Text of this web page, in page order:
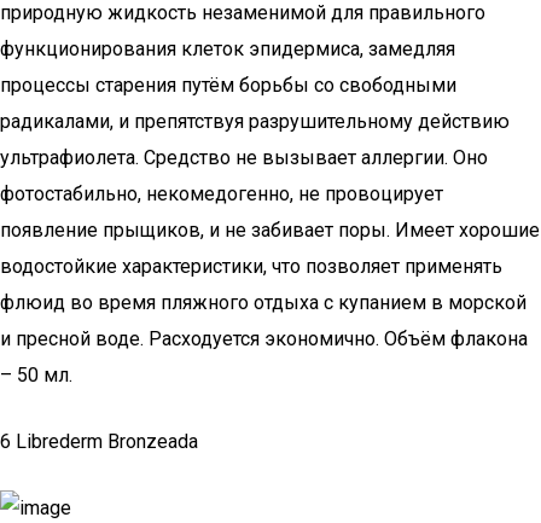
природную жидкость незаменимой для правильного
функционирования клеток эпидермиса, замедляя
процессы старения путём борьбы со свободными
радикалами, и препятствуя разрушительному действию
ультрафиолета. Средство не вызывает аллергии. Оно
фотостабильно, некомедогенно, не провоцирует
появление прыщиков, и не забивает поры. Имеет хорошие
водостойкие характеристики, что позволяет применять
флюид во время пляжного отдыха с купанием в морской
и пресной воде. Расходуется экономично. Объём флакона
– 50 мл.
6 Librederm Bronzeada